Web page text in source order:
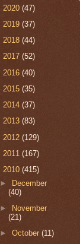
2020 (47)
2019 (37)
2018 (44)
2017 (52)
2016 (40)
2015 (35)
2014 (37)
2013 (83)
2012 (129)
2011 (167)
2010 (415)
► December
(40)
►
November
(21)
►October(11)